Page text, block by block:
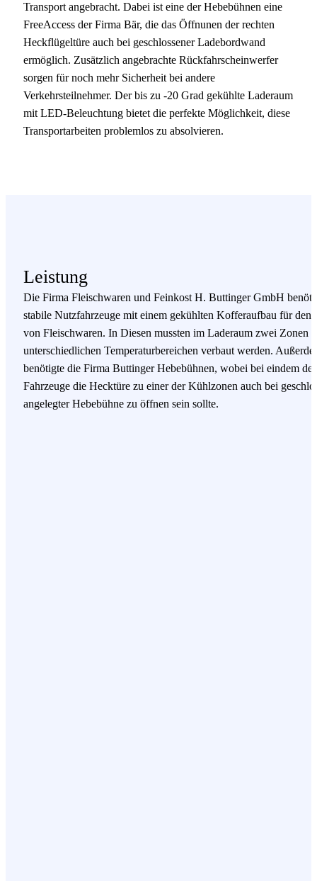
Transport angebracht. Dabei ist eine der Hebebühnen eine
FreeAccess der Firma Bär, die das Öffnunen der rechten
Heckflügeltüre auch bei geschlossener Ladebordwand
ermöglich. Zusätzlich angebrachte Rückfahrscheinwerfer
sorgen für noch mehr Sicherheit bei andere
Verkehrsteilnehmer. Der bis zu -20 Grad gekühlte Laderaum
mit LED-Beleuchtung bietet die perfekte Möglichkeit, diese
Transportarbeiten problemlos zu absolvieren.
Leistung
Die Firma Fleischwaren und Feinkost H. Buttinger GmbH
stabile Nutzfahrzeuge mit einem gekühlten Kofferaufbau für den
von Fleischwaren. In Diesen mussten im Laderaum zwei Zonen
unterschiedlichen Temperaturbereichen verbaut werden.
benötigte die Firma Buttinger Hebebühnen, wobei bei eindem der
Fahrzeuge die Hecktüre zu einer der Kühlzonen auch bei
angelegter Hebebühne zu öffnen sein sollte.